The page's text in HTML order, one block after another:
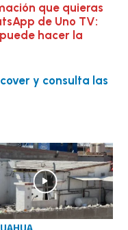
que quieras
de Uno TV:
puede hacer la
y consulta las